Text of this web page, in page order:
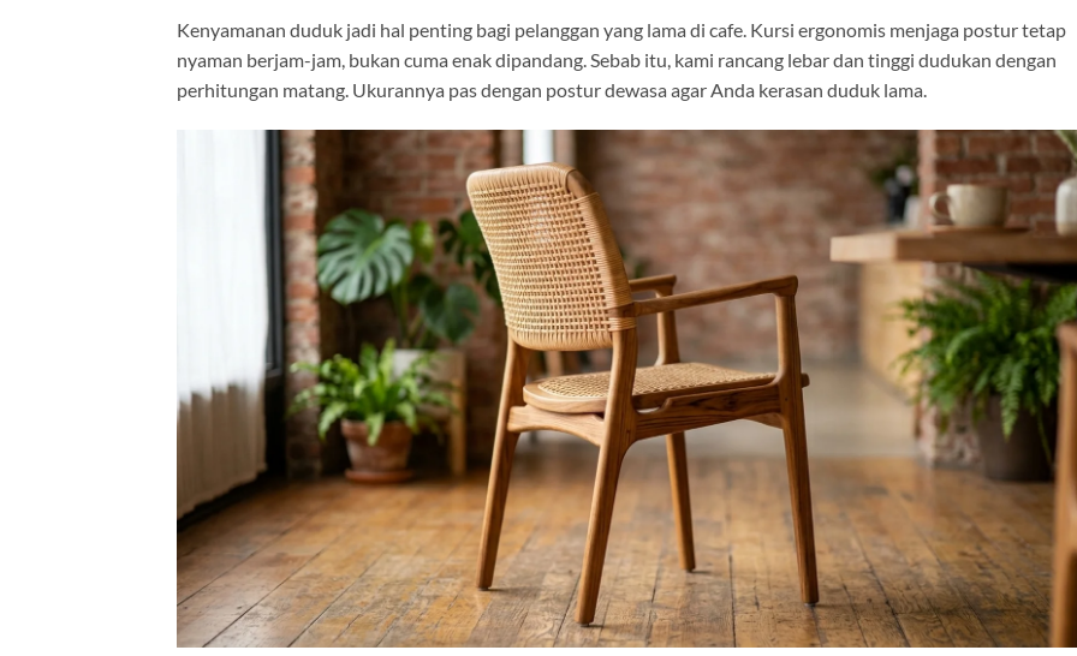
Kenyamanan duduk jadi hal penting bagi pelanggan yang lama di cafe. Kursi ergonomis menjaga postur tetap
nyaman berjam-jam, bukan cuma enak dipandang. Sebab itu, kami rancang lebar dan tinggi dudukan dengan
perhitungan matang. Ukurannya pas dengan postur dewasa agar Anda kerasan duduk lama.